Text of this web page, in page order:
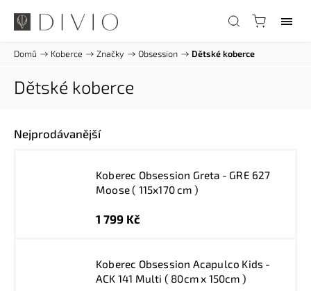
Domů / Koberce / Značky / Obsession / Dětské koberce
Dětské koberce
Nejprodávanější
Koberec Obsession Greta - GRE 627
Moose ( 115x170 cm )
1 799 Kč
Koberec Obsession Acapulco Kids -
ACK 141 Multi ( 80cm x 150cm )